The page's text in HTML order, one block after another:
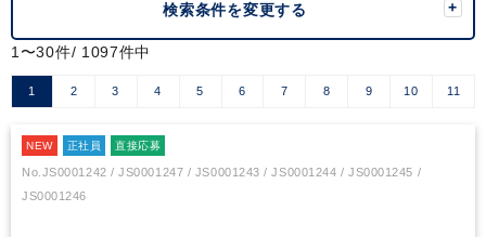
1 2 3 4 5 6 7 8 9 10 11
NEW 正社員 直接応募
No.JS0001242 / JS0001247 / JS0001243 / JS0001244 / JS0001245 /
JS0001246
検索条件を変更する
1〜30件/ 1097件中